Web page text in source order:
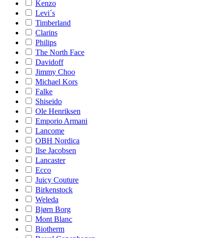
Kenzo
Levi´s
Timberland
Clarins
Philips
The North Face
Davidoff
Jimmy Choo
Michael Kors
Falke
Shiseido
Ole Henriksen
Emporio Armani
Lancome
OBH Nordica
Ilse Jacobsen
Lancaster
Ecco
Juicy Couture
Birkenstock
Weleda
Bjørn Borg
Mont Blanc
Biotherm